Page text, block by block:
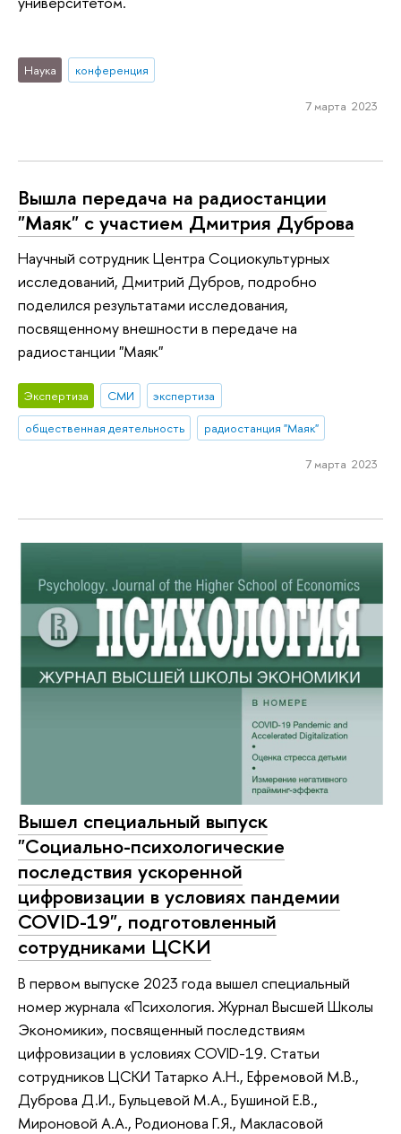
Наука конференция
7 марта 2023
Вышла передача на радиостанции
"Маяк" с участием Дмитрия Дуброва
Научный сотрудник Центра Социокультурных
исследований, Дмитрий Дубров, подробно
поделился результатами исследования,
посвященному внешности в передаче на
радиостанции "Маяк"
Экспертиза СМИ
экспертиза
общественная деятельность
радиостанция "Маяк"
7 марта 2023
Вышел специальный выпуск
"Социально-психологические
последствия ускоренной
цифровизации в условиях пандемии
COVID-19", подготовленный
сотрудниками ЦСКИ
В первом выпуске 2023 года вышел специальный
номер журнала «Психология. Журнал Высшей Школы
Экономики», посвященный последствиям
цифровизации в условиях COVID-19. Статьи
сотрудников ЦСКИ Татарко А.Н., Ефремовой М.В.,
Дуброва Д.И., Бульцевой М.А., Бушиной Е.В.,
Мироновой А.А., Родионова Г.Я., Макласовой